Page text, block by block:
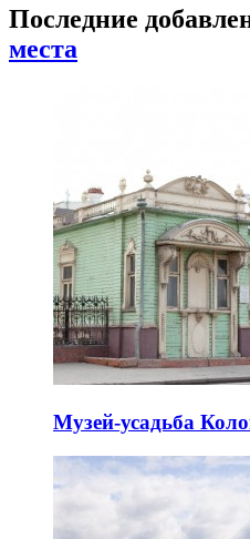
Последние
места
Музей-усадьба